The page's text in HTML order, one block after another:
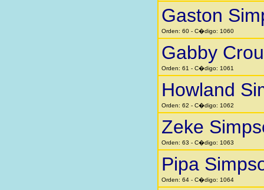
Gaston
Orden: 60 - C�digo: 1060
Gabby
Orden: 61 - C�digo: 1061
Howland
Orden: 62 - C�digo: 1062
Zeke
Orden: 63 - C�digo: 1063
Pipa
Orden: 64 - C�digo: 1064